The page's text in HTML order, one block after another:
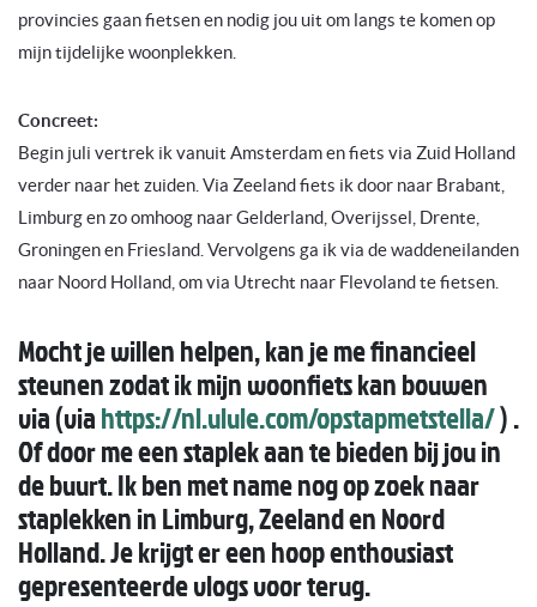
provincies gaan fietsen en nodig jou uit om langs te komen op
mijn tijdelijke woonplekken.
Concreet:
Begin juli vertrek ik vanuit Amsterdam en fiets via Zuid Holland
verder naar het zuiden. Via Zeeland fiets ik door naar Brabant,
Limburg en zo omhoog naar Gelderland, Overijssel, Drente,
Groningen en Friesland. Vervolgens ga ik via de waddeneilanden
naar Noord Holland, om via Utrecht naar Flevoland te fietsen.
Mocht je willen helpen, kan je me financieel
steunen zodat ik mijn woonfiets kan bouwen
via (viahttps://nl.ulule.com/opstapmetstella/) .
Of door me een staplek aan te bieden bij jou in
de buurt. Ik ben met name nog op zoek naar
staplekken in Limburg, Zeeland en Noord
Holland. Je krijgt er een hoop enthousiast
gepresenteerde vlogs voor terug.